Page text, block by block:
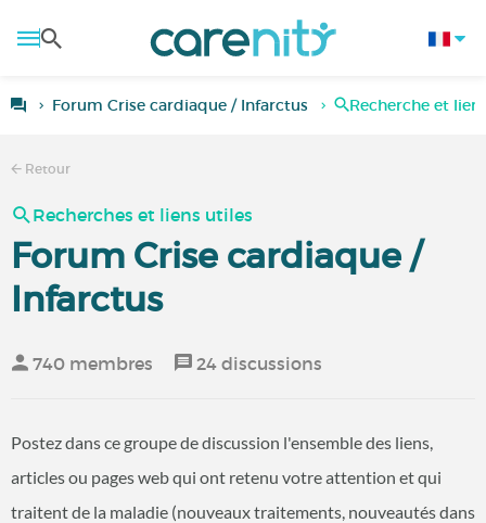
Forum Crise cardiaque / Infarctus Recherche et
Retour
Recherches et liens utiles
Forum Crise cardiaque /
Infarctus
740 membres 24 discussions
Postez dans ce groupe de discussion l'ensemble des liens,
articles ou pages web qui ont retenu votre attention et qui
traitent de la maladie (nouveaux traitements, nouveautés dans